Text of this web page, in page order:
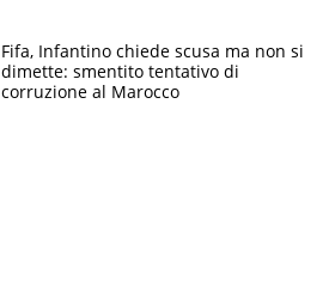
Fifa, Infantino chiede scusa ma non si
dimette: smentito tentativo di
corruzione al Marocco